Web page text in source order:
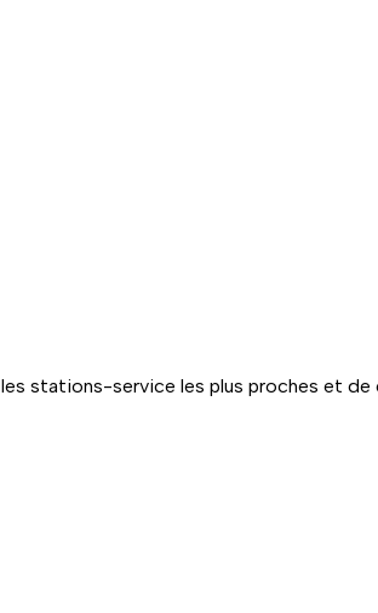
stations-service les plus proches et de